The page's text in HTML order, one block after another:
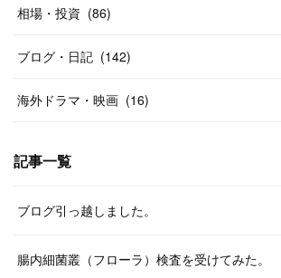
相場・投資 (86)
ブログ・日記 (142)
海外ドラマ・映画 (16)
記事一覧
ブログ引っ越しました。
腸内細菌叢（フローラ）検査を受けてみた。